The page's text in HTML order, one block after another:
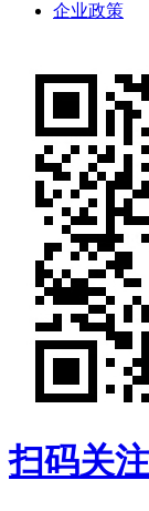
企业政策
扫码关